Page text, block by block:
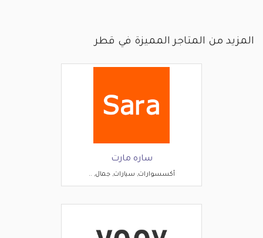
المزيد من المتاجر المميزة في قطر
ساره مارت
أكسسوارات, سيارات, جمال, ..